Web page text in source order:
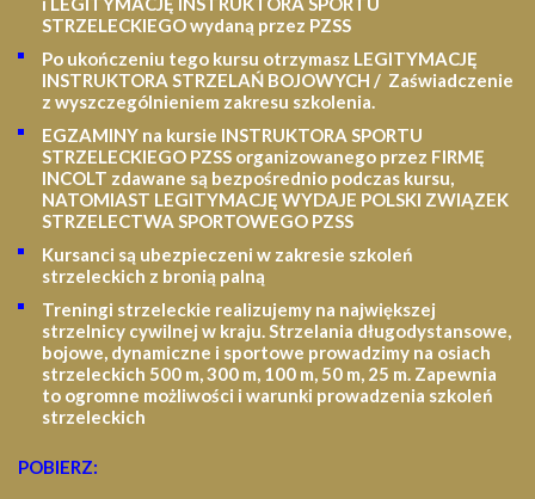
STRZELECKIEGO wydaną przez PZSS
Po ukończeniu tego kursu otrzymasz LEGITYMACJĘ
INSTRUKTORA STRZELAŃ BOJOWYCH / Zaświadczenie
z wyszczególnieniem zakresu szkolenia.
EGZAMINY na kursie INSTRUKTORA SPORTU
STRZELECKIEGO PZSS organizowanego przez FIRMĘ
INCOLT zdawane są bezpośrednio podczas kursu,
NATOMIAST LEGITYMACJĘ WYDAJE POLSKI ZWIĄZEK
STRZELECTWA SPORTOWEGO PZSS
Kursanci są ubezpieczeni w zakresie szkoleń
strzeleckich z bronią palną
Treningi strzeleckie realizujemy na największej
strzelnicy cywilnej w kraju. Strzelania długodystansowe,
bojowe, dynamiczne i sportowe prowadzimy na osiach
strzeleckich 500 m, 300 m, 100 m, 50 m, 25 m. Zapewnia
to ogromne możliwości i warunki prowadzenia szkoleń
strzeleckich
POBIERZ: